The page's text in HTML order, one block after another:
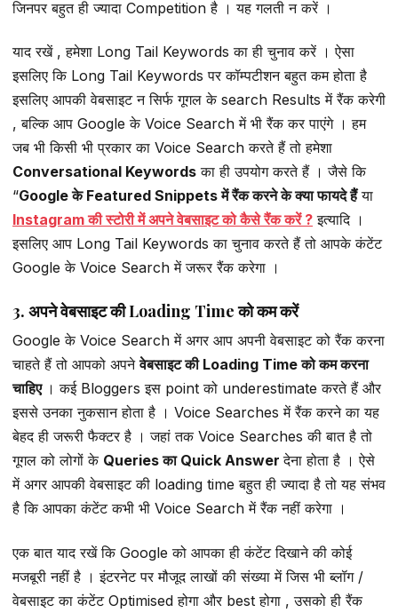
जिनपर बहुत ही ज्यादा Competition है । यह गलती न करें ।
याद रखें , हमेशा Long Tail Keywords का ही चुनाव करें । ऐसा
इसलिए कि Long Tail Keywords पर कॉम्पटीशन बहुत कम होता है
इसलिए आपकी वेबसाइट न सिर्फ गूगल के search Results में रैंक करेगी
, बल्कि आप Google के Voice Search में भी रैंक कर पाएंगे । हम
जब भी किसी भी प्रकार का Voice Search करते हैं तो हमेशा
Conversational Keywords का ही उपयोग करते हैं । जैसे कि
“Google के Featured Snippets में रैंक करने के क्या फायदे हैैंया
Instagram की स्टोरी में अपने वेबसाइट को कैसे रैंक करें ? इत्यादि ।
इसलिए आप Long Tail Keywords का चुनाव करते हैं तो आपके कंटेंट
Google के Voice Search में जरूर रैंक करेगा ।
3. अपने वेबसाइट की Loading Time को कम करें
Google के Voice Search में अगर आप अपनी वेबसाइट को रैंक करना
चाहते हैं तो आपको अपनेवेबसाइट की Loading Time को कम करना
चाहिए । कई Bloggers इस point को underestimate करते हैं और
इससे उनका नुकसान होता है । Voice Searches में रैंक करने का यह
बेहद ही जरूरी फैक्टर है । जहां तक Voice Searches की बात है तो
गूगल को लोगों के Queries का Quick Answerदेना होता है । ऐसे
में अगर आपकी वेबसाइट की loading time बहुत ही ज्यादा है तो यह संभव
है कि आपका कंटेंट कभी भी Voice Search में रैंक नहीं करेगा ।
एक बात याद रखें कि Google को आपका ही कंटेंट दिखाने की कोई
मजबूरी नहीं है । इंटरनेट पर मौजूद लाखों की संख्या में जिस भी ब्लॉग /
वेबसाइट का कंटेंट Optimised होगा और best होगा , उसको ही रैंक